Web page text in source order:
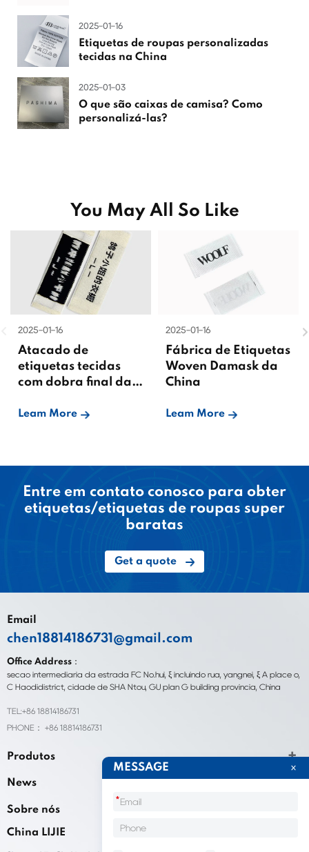
2025-01-16
Etiquetas de roupas personalizadas
tecidas na China
2025-01-03
O que são caixas de camisa? Como
personalizá-las?
You May All So Like
2025-01-16
Atacado de
etiquetas tecidas
com dobra final da
Leam More
2025-01-16
Fábrica de Etiquetas
Woven Damask da
China
Leam More
Entre em contato conosco para obter
etiquetas/etiquetas de roupas super
baratas
Get a quote
Email
chen18814186731@gmail.com
Office Address：
seção intermediária da estrada FC No.hui, ξ incluindo rua, yangnei, ξ A place o,
C Haodidistrict, cidade de SHA Ntou, GU plan G building província, China
TEL:+86 18814186731
PHONE： +86 18814186731
Produtos
News
Sobre nós
China LIJIE
MESSAGE
*